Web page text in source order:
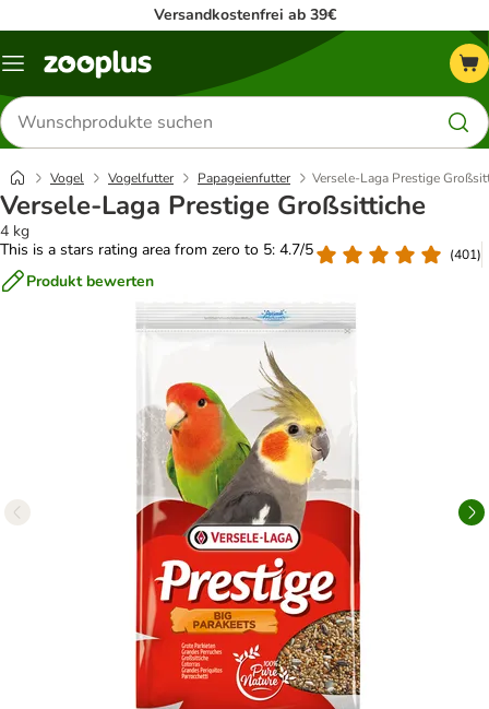
Versandkostenfrei ab 39€
Menü
Produkte
suchen
Vogel Vogelfutter Papageienfutter Versele-Laga Prestige
Versele-Laga Prestige Großsittiche
4 kg
This is a stars rating area from zero to 5: 4.7/5
(401)
Produkt bewerten